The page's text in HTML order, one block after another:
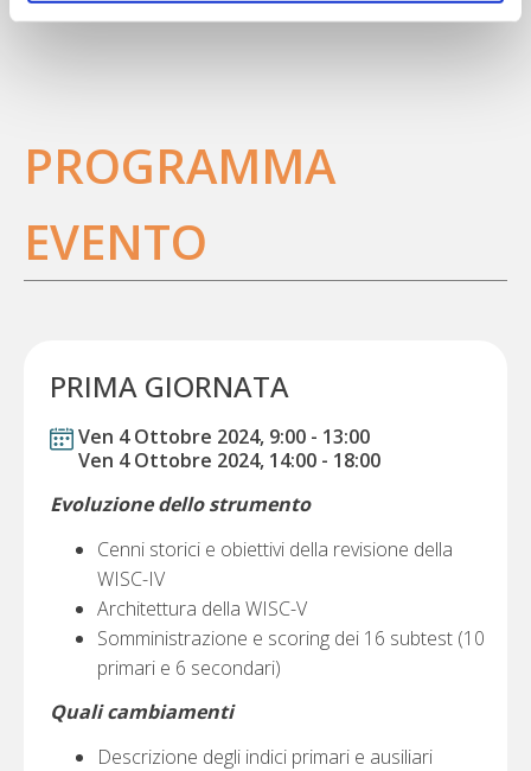
PROGRAMMA
EVENTO
PRIMA GIORNATA
Ven 4 Ottobre 2024, 9:00 - 13:00
Ven 4 Ottobre 2024, 14:00 - 18:00
Evoluzione dello strumento
Cenni storici e obiettivi della revisione della
WISC-IV
Architettura della WISC-V
Somministrazione e scoring dei 16 subtest (10
primari e 6 secondari)
Quali cambiamenti
Descrizione degli indici primari e ausiliari